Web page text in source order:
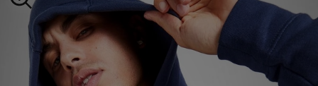
Collecties
Merken